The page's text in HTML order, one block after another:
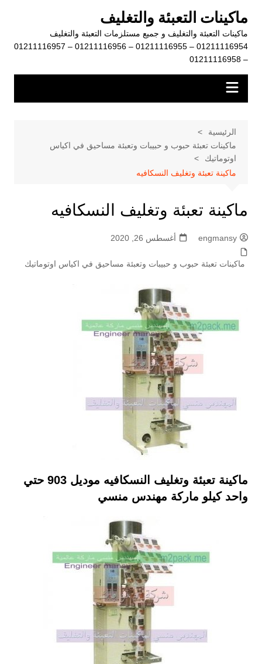
المحتوى
ماكينات التعبئة والتغليف
ماكينات التعبئة والتغليف و جميع مستلزمات التعبئة والتغليف
01211116954 – 01211116955 – 01211116956 – 01211116957
– 01211116958
الرئيسية
ماكينات تعبئة حبوب و حبيبات وتعبئة مساحيق في اكياس
اوتوماتيك
ماكينة تعبئة وتغليف النسكافيه
ماكينة تعبئة وتغليف النسكافيه
engmansy أغسطس 26, 2020
ماكينات تعبئة حبوب و حبيبات وتعبئة مساحيق في اكياس اوتوماتيك
ماكينة تعبئة وتغليف النسكافيه موديل 903 حتي
واحد كيلو ماركة مهندس منسي